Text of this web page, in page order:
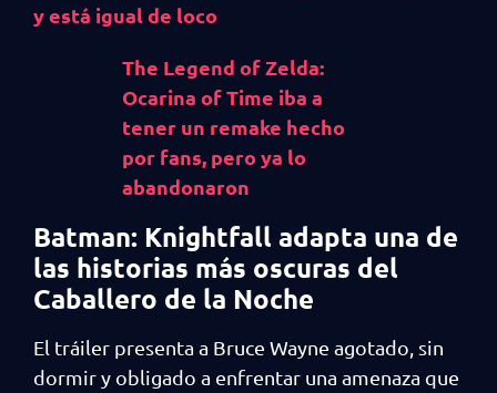
y está igual de loco
The Legend of Zelda:
Ocarina of Time iba a
tener un remake hecho
por fans, pero ya lo
abandonaron
Batman: Knightfall adapta una de
las historias más oscuras del
Caballero de la Noche
El tráiler presenta a Bruce Wayne agotado, sin
dormir y obligado a enfrentar una amenaza que